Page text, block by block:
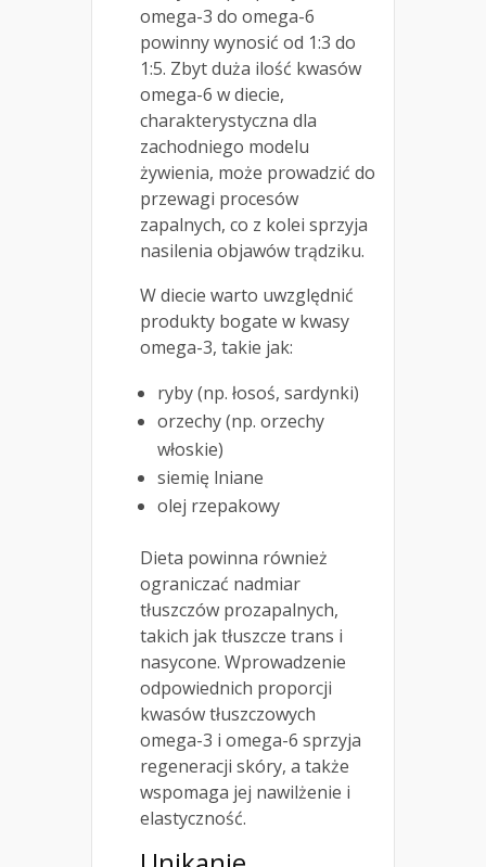
omega-3 do omega-6
powinny wynosić od 1:3 do
1:5. Zbyt duża ilość kwasów
omega-6 w diecie,
charakterystyczna dla
zachodniego modelu
żywienia, może prowadzić do
przewagi procesów
zapalnych, co z kolei sprzyja
nasilenia objawów trądziku.
W diecie warto uwzględnić
produkty bogate w kwasy
omega-3, takie jak:
ryby (np. łosoś, sardynki)
orzechy (np. orzechy
włoskie)
siemię lniane
olej rzepakowy
Dieta powinna również
ograniczać nadmiar
tłuszczów prozapalnych,
takich jak tłuszcze trans i
nasycone. Wprowadzenie
odpowiednich proporcji
kwasów tłuszczowych
omega-3 i omega-6 sprzyja
regeneracji skóry, a także
wspomaga jej nawilżenie i
elastyczność.